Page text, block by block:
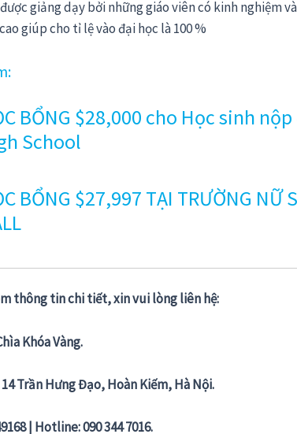
giảng dạy bởi những giáo viên có kinh nghiệm
giúp cho tỉ lệ vào đại học là 100 %
BỔNG $28,000 cho Học sinh
School
BỔNG $27,997 TẠI TRƯỜNG NỮ
thông tin chi tiết, xin vui lòng liên hệ:
Khóa Vàng.
14 Trần Hưng Đạo, Hoàn Kiếm, Hà Nội.
| Hotline: 090 344 7016.